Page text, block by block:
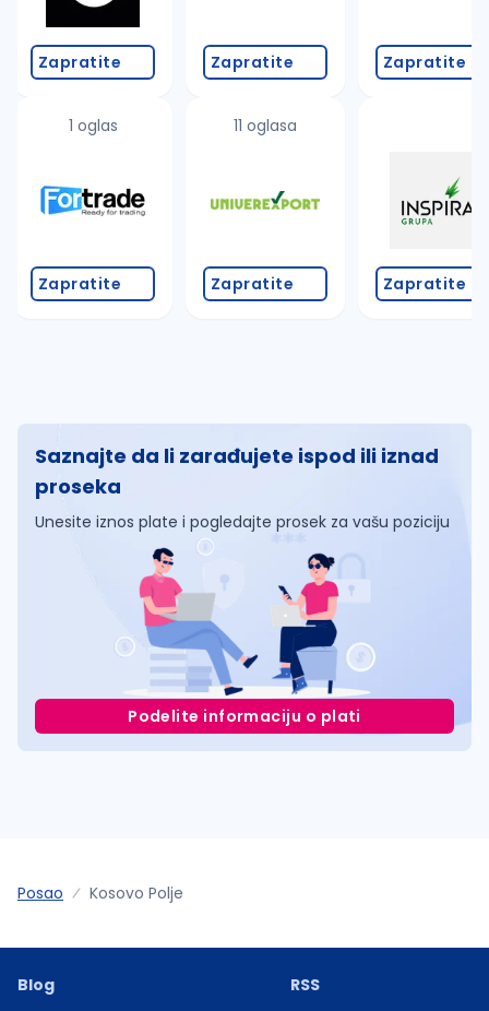
Zapratite
1 oglas
Zapratite
Zapratite
11 oglasa
Zapratite
Zapratite
Zapratite
Saznajte da li zarađujete ispod ili iznad
proseka
Unesite iznos plate i pogledajte prosek za vašu poziciju
Podelite informaciju o plati
Posao Kosovo Polje
Blog
RSS